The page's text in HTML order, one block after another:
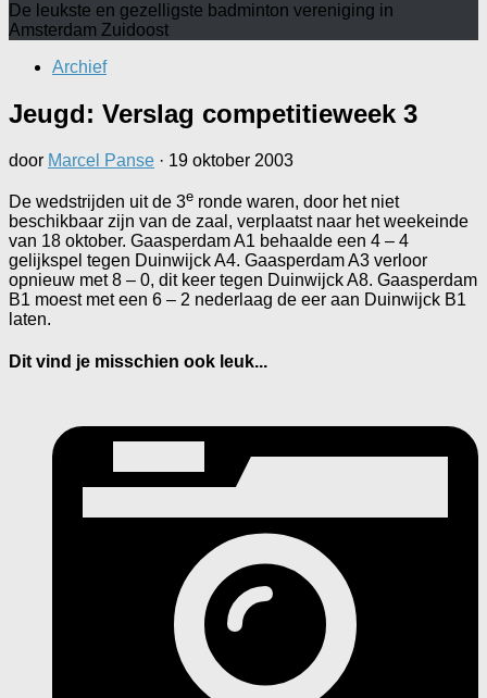
De leukste en gezelligste badminton vereniging in
Amsterdam Zuidoost
Archief
Jeugd: Verslag competitieweek 3
door Marcel Panse · 19 oktober 2003
De wedstrijden uit de 3e ronde waren, door het niet
beschikbaar zijn van de zaal, verplaatst naar het weekeinde
van 18 oktober. Gaasperdam A1 behaalde een 4 – 4
gelijkspel tegen Duinwijck A4. Gaasperdam A3 verloor
opnieuw met 8 – 0, dit keer tegen Duinwijck A8. Gaasperdam
B1 moest met een 6 – 2 nederlaag de eer aan Duinwijck B1
laten.
Dit vind je misschien ook leuk...